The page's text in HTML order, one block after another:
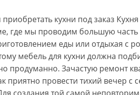
кухни под заказ
где мы проводим большую часть
еды или отдыхая с
мебель для кухни должна
продуманно. Зачастую ремонт
приятно провести тихий вечер с